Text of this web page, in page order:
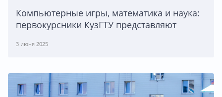
Компьютерные игры, математика и наука:
первокурсники КузГТУ представляют
3 июня 2025